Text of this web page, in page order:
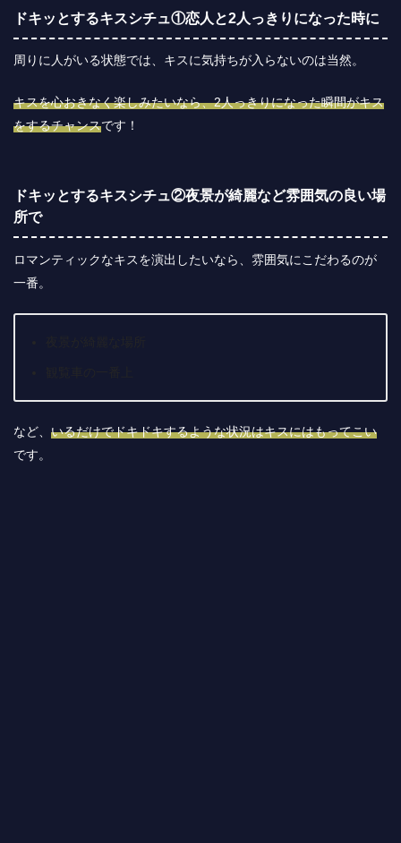
ドキッとするキスシチュ①恋人と2人っきりになった時に
周りに人がいる状態では、キスに気持ちが入らないのは当然。
キスを心おきなく楽しみたいなら、2人っきりになった瞬間がキス
をするチャンスです！
ドキッとするキスシチュ②夜景が綺麗など雰囲気の良い場
所で
ロマンティックなキスを演出したいなら、雰囲気にこだわるのが
一番。
など、 いるだけでドキドキするような状況はキスにはもってこい
です。